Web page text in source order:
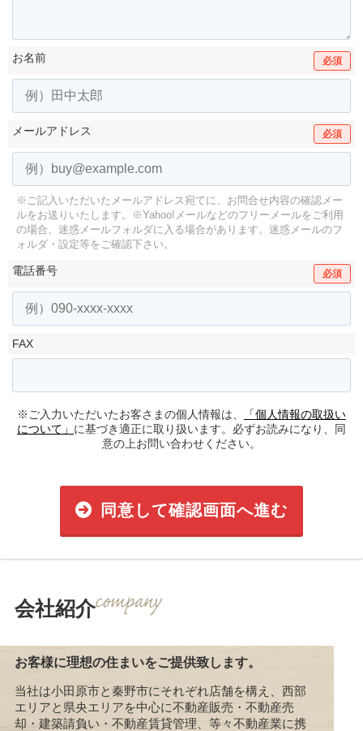
お名前 必須
メールアドレス 必須
※ご記入いただいたメールアドレス宛てに、お問合せ内容の確認メー
ルをお送りいたします。
※Yahoo!メールなどのフリーメールをご利用
の場合、迷惑メールフォルダに入る場合があります。 迷惑メールのフ
ォルダ・設定等をご確認下さい。
電話番号 必須
FAX
※ご入力いただいたお客さまの個人情報は、
「個人情報の取扱い
について」 に基づき適正に取り扱います。必ずお読みになり、同
意の上お問い合わせください。
同意して確認画面へ進む
会社紹介
お客様に理想の住まいをご提供致します。
当社は小田原市と秦野市にそれぞれ店舗を構え、西部
エリアと県央エリアを中心に不動産販売・不動産売
却・建築請負い・不動産賃貸管理、等々不動産業に携